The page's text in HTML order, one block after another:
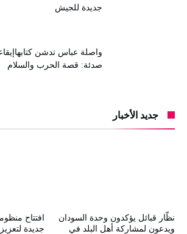
جديدة للجيش
واصلة عباس تدشن
صدئة: قصة الحرب والسلام
جديد الأخبار
افتتاح
جديدة
نظّار قبائل يؤكدون وحدة السودان
ويدعون لمشاركة أهل البلد في